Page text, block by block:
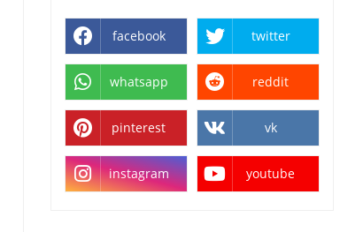
facebook twitter
whatsapp reddit
pinterest vk
instagram youtube